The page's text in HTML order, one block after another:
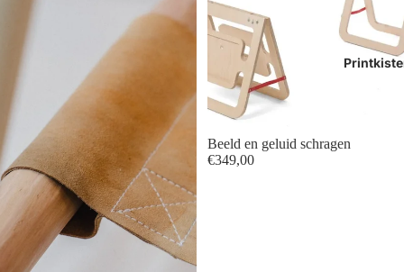
Beeld en geluid schragen
€349,00